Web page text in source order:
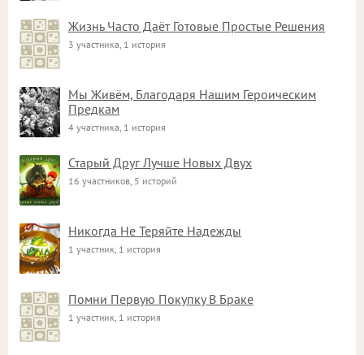
Жизнь Часто Даёт Готовые Простые Решения
3 участника, 1 история
Мы Живём, Благодаря Нашим Героическим
Предкам
4 участника, 1 история
Старый Друг Лучше Новых Двух
16 участников, 5 историй
Никогда Не Теряйте Надежды
1 участник, 1 история
Помни Первую Покупку В Браке
1 участник, 1 история